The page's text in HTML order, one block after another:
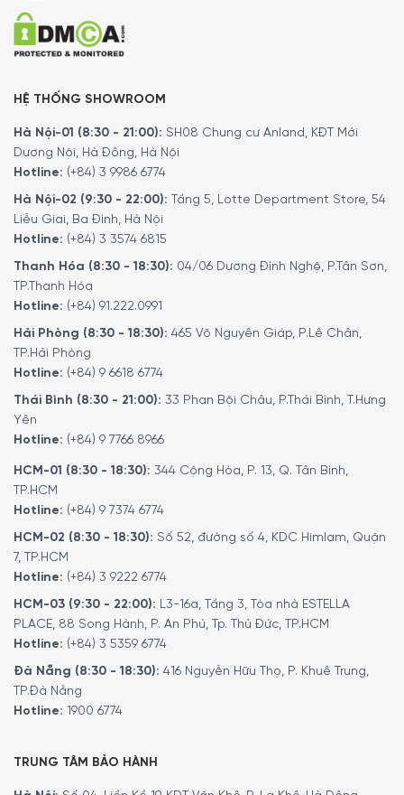
HỆ THỐNG SHOWROOM
Hà Nội-01 (8:30 - 21:00): SH08 Chung cư Anland, KĐT Mới
Dương Nội, Hà Đông, Hà Nội
Hotline: (+84) 3 9986 6774
Hà Nội-02 (9:30 - 22:00): Tầng 5, Lotte Department Store, 54
Liễu Giai, Ba Đình, Hà Nội
Hotline: (+84) 3 3574 6815
Thanh Hóa (8:30 - 18:30): 04/06 Dương Đình Nghệ, P.Tân Sơn,
TP.Thanh Hóa
Hotline: (+84) 91.222.0991
Hải Phòng (8:30 - 18:30): 465 Võ Nguyên Giáp, P.Lê Chân,
TP.Hải Phòng
Hotline: (+84) 9 6618 6774
Thái Bình (8:30 - 21:00): 33 Phan Bội Châu, P.Thái Bình, T.Hưng
Yên
Hotline: (+84) 9 7766 8966
HCM-01 (8:30 - 18:30): 344 Cộng Hòa, P. 13, Q. Tân Bình,
TP.HCM
Hotline: (+84) 9 7374 6774
HCM-02 (8:30 - 18:30): Số 52, đường số 4, KDC Himlam, Quận
7, TP.HCM
Hotline: (+84) 3 9222 6774
HCM-03 (9:30 - 22:00): L3-16a, Tầng 3, Tòa nhà ESTELLA
PLACE, 88 Song Hành, P. An Phú, Tp. Thủ Đức, TP.HCM
Hotline: (+84) 3 5359 6774
Đà Nẵng (8:30 - 18:30): 416 Nguyễn Hữu Thọ, P. Khuê Trung,
TP.Đà Nẵng
Hotline: 1900 6774
TRUNG TÂM BẢO HÀNH